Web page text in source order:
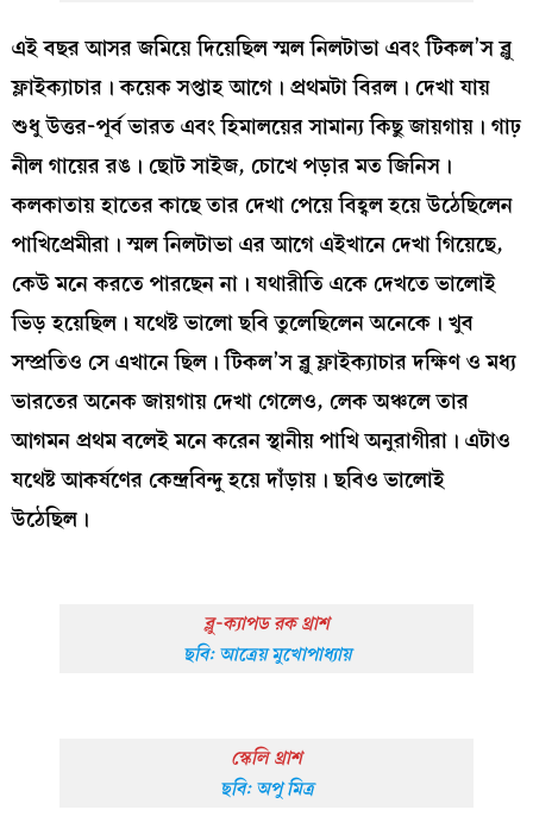
এই বছর আসর জমিয়ে দিয়েছিল স্মল নিলটাভা এবং টিকল’স ব্লু
ফ্লাইক্যাচার। কয়েক সপ্তাহ আগে। প্রথমটা বিরল। দেখা যায়
শুধু উত্তর-পূর্ব ভারত এবং হিমালয়ের সামান্য কিছু জায়গায়। গাঢ়
নীল গায়ের রঙ। ছোট সাইজ, চোখে পড়ার মত জিনিস।
কলকাতায় হাতের কাছে তার দেখা পেয়ে বিহ্বল হয়ে উঠেছিলেন
পাখিপ্রেমীরা। স্মল নিলটাভা এর আগে এইখানে দেখা গিয়েছে,
কেউ মনে করতে পারছেন না। যথারীতি একে দেখতে ভালোই
ভিড় হয়েছিল। যথেষ্ট ভালো ছবি তুলেছিলেন অনেকে। খুব
সম্প্রতিও সে এখানে ছিল। টিকল’স ব্লু ফ্লাইক্যাচার দক্ষিণ ও মধ্য
ভারতের অনেক জায়গায় দেখা গেলেও, লেক অঞ্চলে তার
আগমন প্রথম বলেই মনে করেন স্থানীয় পাখি অনুরাগীরা। এটাও
যথেষ্ট আকর্ষণের কেন্দ্রবিন্দু হয়ে দাঁড়ায়। ছবিও ভালোই
উঠেছিল।
ব্লু-ক্যাপড রক থ্রাশ
ছবি: আত্রেয় মুখোপাধ্যায়
স্কেলি থ্রাশ
ছবি: অপু মিত্র